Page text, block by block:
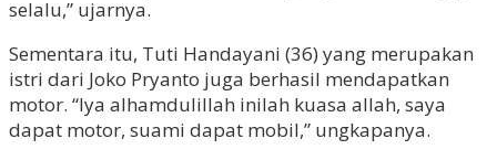
selalu,” ujarnya.
Sementara itu, Tuti Handayani (36) yang merupakan
istri dari Joko Pryanto juga berhasil mendapatkan
motor. “Iya alhamdulillah inilah kuasa allah, saya
dapat motor, suami dapat mobil,” ungkapanya.